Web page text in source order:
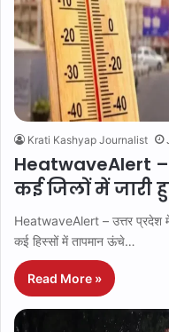
Krati Kashyap Journalist
HeatwaveAlert –
कई जिलों में जारी
HeatwaveAlert – उत्तर प्रदेश में
कई हिस्सों में तापमान ऊंचे…
Read More »